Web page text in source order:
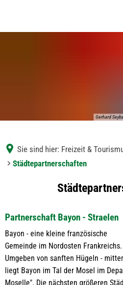
Gerhard
Sie sind hier: Freizeit &
Städtepartnerschaften
Städtepartnerschaften
Partnerschaft Bayon - Straelen
Bayon - eine kleine französische
Gemeinde im Nordosten Frankreichs.
Umgeben von sanften Hügeln -
liegt Bayon im Tal der Mosel im
Moselle". Die nächsten größeren